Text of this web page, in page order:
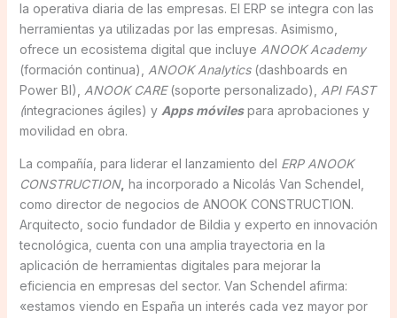
la operativa diaria de las empresas. El ERP se integra con las
herramientas ya utilizadas por las empresas. Asimismo,
ofrece un ecosistema digital que incluye ANOOK Academy
(formación continua), ANOOK Analytics(dashboards en
Power BI), ANOOK CARE (soporte personalizado), API FAST
(integraciones ágiles) y Apps móvilespara aprobaciones y
movilidad en obra.
La compañía, para liderar el lanzamiento del ERP ANOOK
CONSTRUCTION, ha incorporado a Nicolás Van Schendel,
como director de negocios de ANOOK CONSTRUCTION.
Arquitecto, socio fundador de Bildia y experto en innovación
tecnológica, cuenta con una amplia trayectoria en la
aplicación de herramientas digitales para mejorar la
eficiencia en empresas del sector. Van Schendel afirma:
«estamos viendo en España un interés cada vez mayor por